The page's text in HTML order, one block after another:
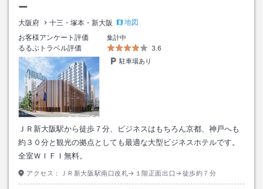
ー
大阪府 十三・塚本・新大阪
地図
お客様アンケート評価
集計中
るるぶトラベル評価
3.6
駐車場あり
ＪＲ新大阪駅から徒歩７分、ビジネスはもちろん京都、神戸へも
約３０分と観光の拠点としても最適な大型ビジネスホテルです。
全室ＷＩＦＩ無料。
アクセス： ＪＲ新大阪駅南口改札→１階正面出口→徒歩約７分